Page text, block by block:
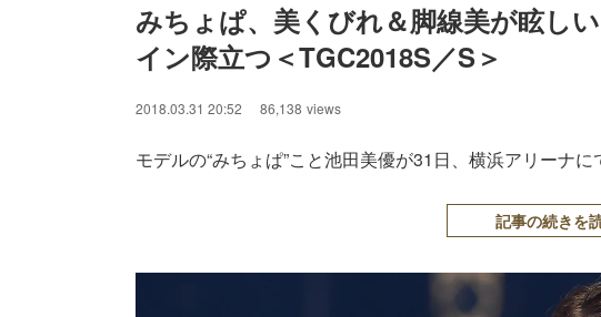
みちょぱ、美くびれ＆脚線美が眩し
イン際立つ＜TGC2018S／S＞
2018.03.31 20:52 86,138 views
モデルの“みちょぱ”こと池田美優が31日、横浜アリーナ
記事の続きを